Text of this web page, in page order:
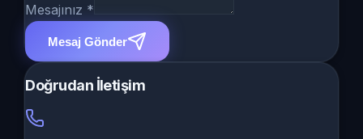
Mesajınız *
Mesaj Gönder
Doğrudan İletişim